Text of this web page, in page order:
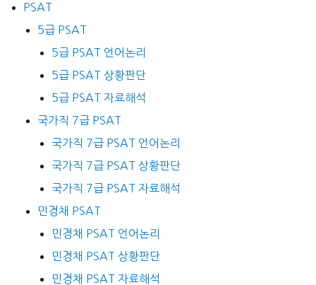
PSAT
5급 PSAT
5급 PSAT 언어논리
5급 PSAT 상황판단
5급 PSAT 자료해석
국가직 7급 PSAT
국가직 7급 PSAT 언어논리
국가직 7급 PSAT 상황판단
국가직 7급 PSAT 자료해석
민경채 PSAT
민경채 PSAT 언어논리
민경채 PSAT 상황판단
민경채 PSAT 자료해석